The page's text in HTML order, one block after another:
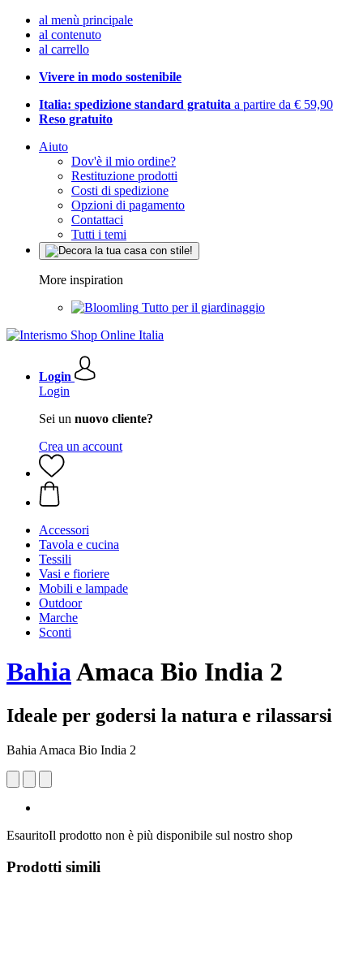
al menù principale
al contenuto
al carrello
Vivere in modo sostenibile
Italia: spedizione standard gratuita a partire da € 59,90
Reso gratuito
Aiuto
Dov'è il mio ordine?
Restituzione prodotti
Costi di spedizione
Opzioni di pagamento
Contattaci
Tutti i temi
More inspiration
Tutto per il giardinaggio
Login
Login
Sei un nuovo cliente?
Crea un account
Accessori
Tavola e cucina
Tessili
Vasi e fioriere
Mobili e lampade
Outdoor
Marche
Sconti
BahiaAmaca Bio India 2
Ideale per godersi la natura e rilassarsi
Bahia Amaca Bio India 2
EsauritoIl prodotto non è più disponibile sul nostro shop
Prodotti simili